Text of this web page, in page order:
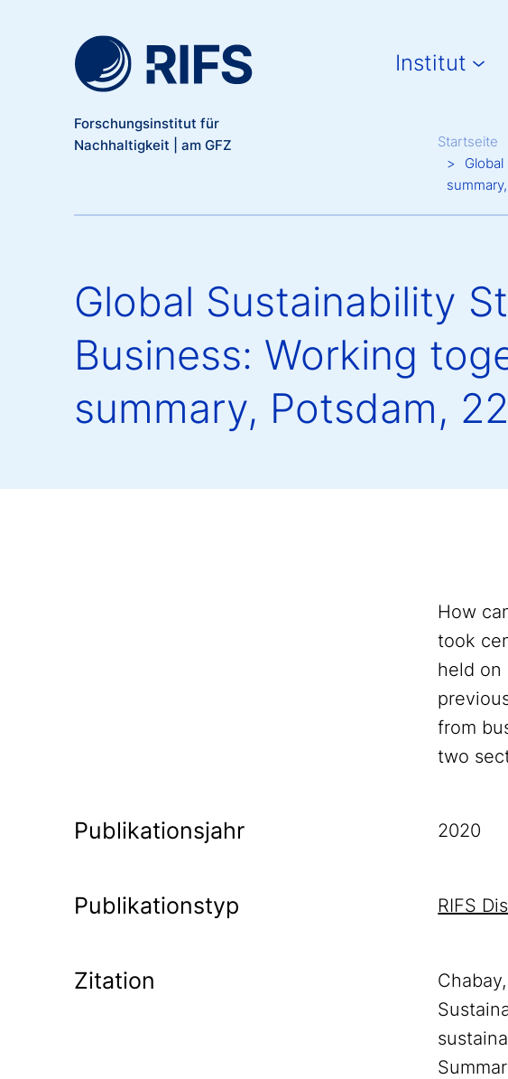
Institut
Forschungsinstitut für
Nachhaltigkeit | am GFZ
Startseite
Global Sustainability
Business: Working
summary, Potsdam,
How
took
held on
from
two
Publikationsjahr 2020
Publikationstyp RIFS
Zitation